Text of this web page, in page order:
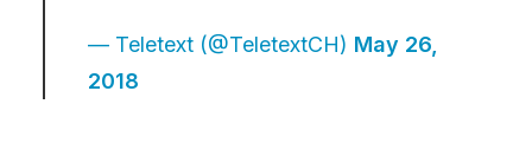
— Teletext (@TeletextCH) May 26,
2018